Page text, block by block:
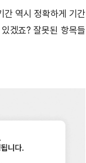
간 역시 정확하게 기간
겠죠? 잘못된 항목들